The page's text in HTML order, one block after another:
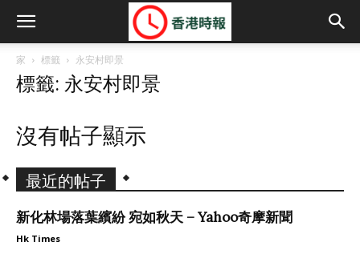
家 標籤 永安村即景
標籤: 永安村即景
沒有帖子顯示
最近的帖子
新化林場落葉繽紛 宛如秋天 – Yahoo奇摩新聞
Hk Times